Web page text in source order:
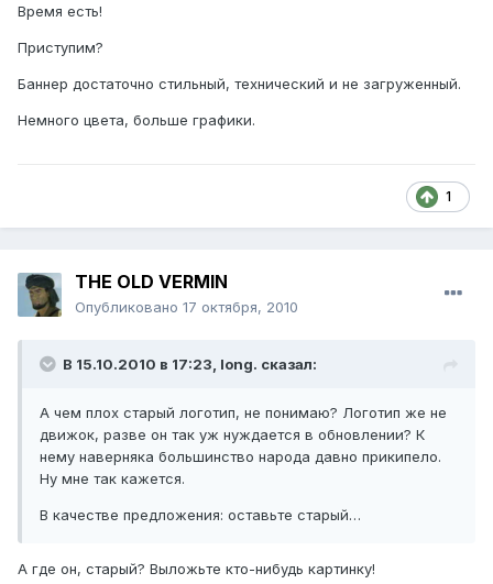
Время есть!
Приступим?
Баннер достаточно стильный, технический и не загруженный.
Немного цвета, больше графики.
1
THE OLD VERMIN
Опубликовано 17 октября, 2010
В 15.10.2010 в 17:23, long. сказал:
А чем плох старый логотип, не понимаю? Логотип же не
движок, разве он так уж нуждается в обновлении? К
нему наверняка большинство народа давно прикипело.
Ну мне так кажется.
В качестве предложения: оставьте старый…
А где он, старый? Выложьте кто-нибудь картинку!